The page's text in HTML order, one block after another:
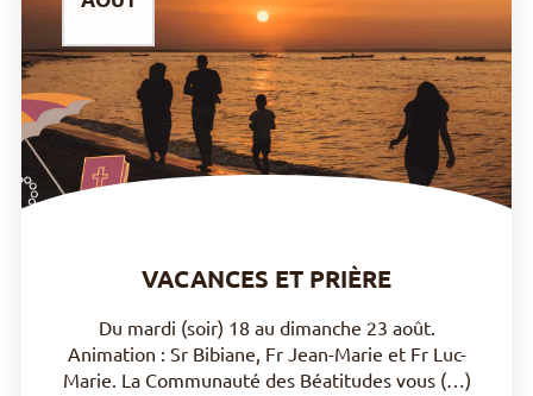
DÉCOUVRIR
VACANCES ET PRIÈRE
Du mardi (soir) 18 au dimanche 23 août.
Animation : Sr Bibiane, Fr Jean-Marie et Fr Luc-
Marie. La Communauté des Béatitudes vous (…)